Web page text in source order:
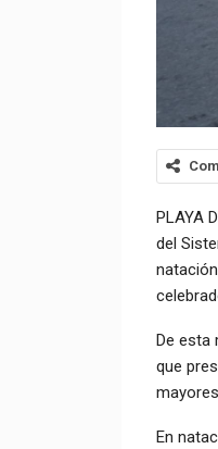
PLAYA
del
De esta
que
En